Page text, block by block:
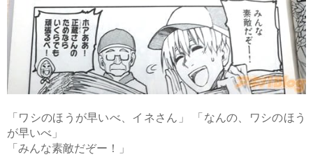
「ワシのほうが早いべ、イネさん」 「なんの、ワシのほう
が早いべ」
「みんな素敵だぞー！」